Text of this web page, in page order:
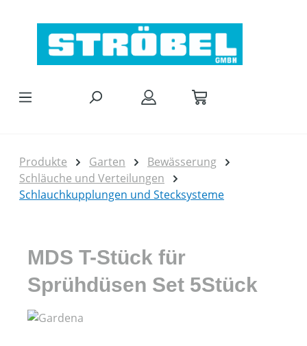
Produkte Garten
Bewässerung
Schläuche und Verteilungen
Schlauchkupplungen und Stecksysteme
MDS T-Stück für
Sprühdüsen Set 5Stück